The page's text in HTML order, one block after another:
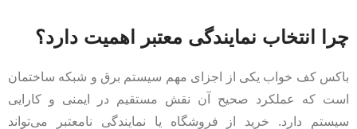
چرا انتخاب نمایندگی معتبر اهمیت دارد؟
باکس کف خواب یکی از اجزای مهم سیستم برق و شبکه ساختمان
است که عملکرد صحیح آن نقش مستقیم در ایمنی و کارایی
سیستم دارد. خرید از فروشگاه یا نمایندگی نامعتبر می‌تواند